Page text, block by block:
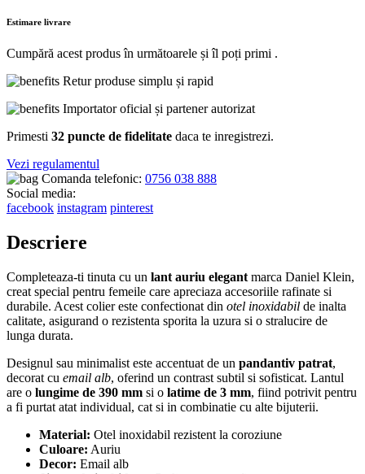
Estimare livrare
Cumpără acest produs în următoarele și îl poți primi .
Retur produse simplu și rapid
Importator oficial și partener autorizat
Primesti 32 puncte de fidelitate daca te inregistrezi.
Vezi regulamentul
Comanda telefonic: 0756 038 888
Social media:
facebook instagram pinterest
Descriere
Completeaza-ti tinuta cu un lant auriu elegant marca Daniel Klein,
creat special pentru femeile care apreciaza accesoriile rafinate si
durabile. Acest colier este confectionat din otel inoxidabil de inalta
calitate, asigurand o rezistenta sporita la uzura si o stralucire de
lunga durata.
Designul sau minimalist este accentuat de un pandantiv patrat,
decorat cu email alb, oferind un contrast subtil si sofisticat. Lantul
are o lungime de 390 mm si o latime de 3 mm, fiind potrivit pentru
a fi purtat atat individual, cat si in combinatie cu alte bijuterii.
Material: Otel inoxidabil rezistent la coroziune
Culoare: Auriu
Decor: Email alb